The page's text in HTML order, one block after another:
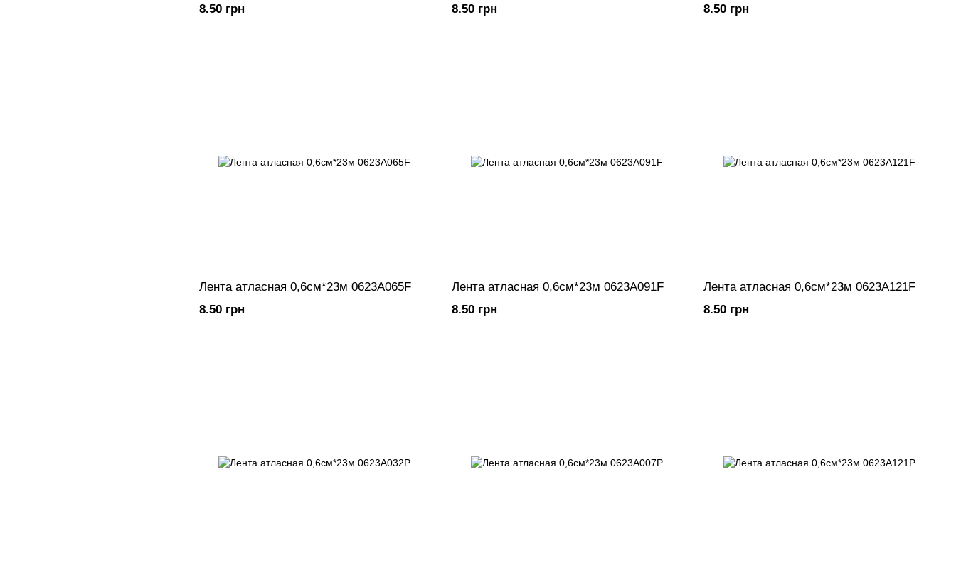
8.50 грн
8.50 грн
8.50 грн
Лента атласная 0,6см*23м 0623A065F
8.50 грн
Лента атласная 0,6см*23м 0623A091F
8.50 грн
Лента атласная 0,6см*23м 0623A121F
8.50 грн